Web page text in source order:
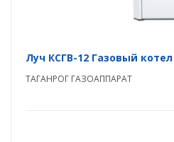
Луч КСГВ-12 Газовый
ТАГАНРОГ ГАЗОАППАРАТ